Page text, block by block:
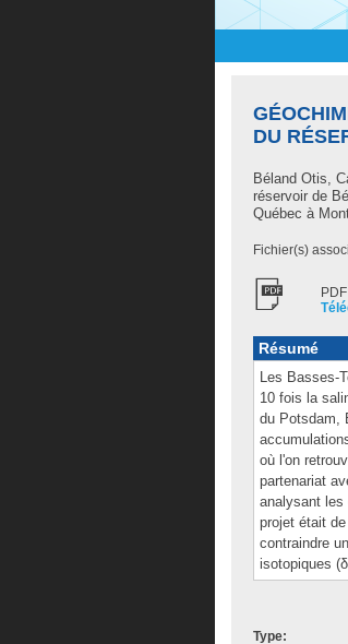
DU
Béland Otis,
réservoir de
Québec à
Fichier(s)
PDF
Résumé
Les Basses-
10 fois la
du Potsdam,
où l'on
partenariat
analysant les
projet était
contraindre
isotopiques
Type: